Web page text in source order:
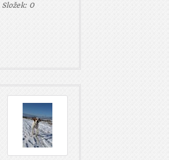
Složek: 0